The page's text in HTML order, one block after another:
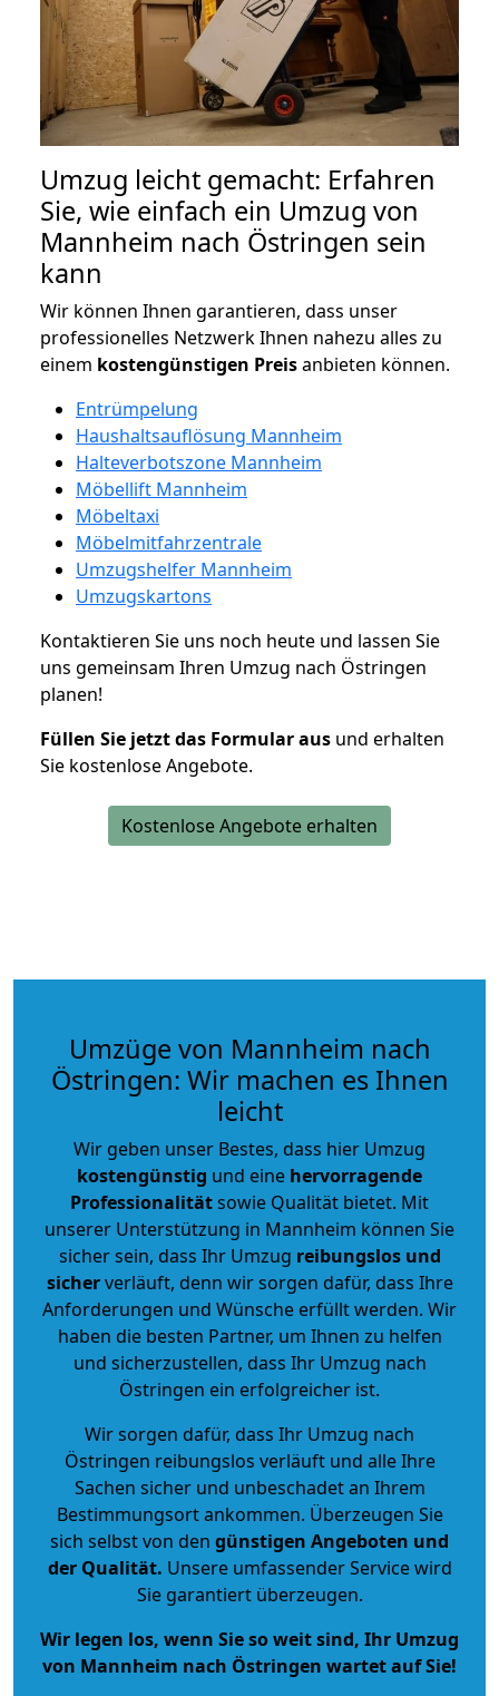
Umzug leicht gemacht: Erfahren
Sie, wie einfach ein Umzug von
Mannheim nach Östringen sein
kann
Wir können Ihnen garantieren, dass unser
professionelles Netzwerk Ihnen nahezu alles zu
einem kostengünstigen Preisanbieten können.
Entrümpelung
Haushaltsauflösung Mannheim
Halteverbotszone Mannheim
Möbellift Mannheim
Möbeltaxi
Möbelmitfahrzentrale
Umzugshelfer Mannheim
Umzugskartons
Kontaktieren Sie uns noch heute und lassen Sie
uns gemeinsam Ihren Umzug nach Östringen
planen!
Füllen Sie jetzt das Formular aus und erhalten
Sie kostenlose Angebote.
Kostenlose Angebote erhalten
Umzüge von Mannheim nach
Östringen: Wir machen es Ihnen
leicht
Wir geben unser Bestes, dass hier Umzug
kostengünstig und eine hervorragende
Professionalitätsowie Qualität bietet. Mit
unserer Unterstützung in Mannheim können Sie
sicher sein, dass Ihr Umzug reibungslos und
sicherverläuft, denn wir sorgen dafür, dass Ihre
Anforderungen und Wünsche erfüllt werden. Wir
haben die besten Partner, um Ihnen zu helfen
und sicherzustellen, dass Ihr Umzug nach
Östringen ein erfolgreicher ist.
Wir sorgen dafür, dass Ihr Umzug nach
Östringen reibungslos verläuft und alle Ihre
Sachen sicher und unbeschadet an Ihrem
Bestimmungsort ankommen. Überzeugen Sie
sich selbst von den günstigen Angeboten und
der Qualität. Unsere umfassender Service wird
Sie garantiert überzeugen.
Wir legen los, wenn Sie so weit sind, Ihr Umzug
von Mannheim nach Östringen wartet auf Sie!